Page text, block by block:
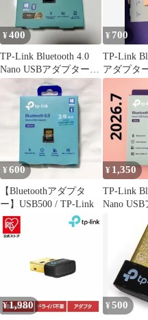
¥400
TP-Link Bluetooth 4.0
Nano USBアダプター
¥ 700
TP-Link
アダプタ
¥600
【Bluetoothアダプタ
ー】USB500 / TP-Link
¥ 1,350
TP-Link
Nano
¥1,980 ¥ 500